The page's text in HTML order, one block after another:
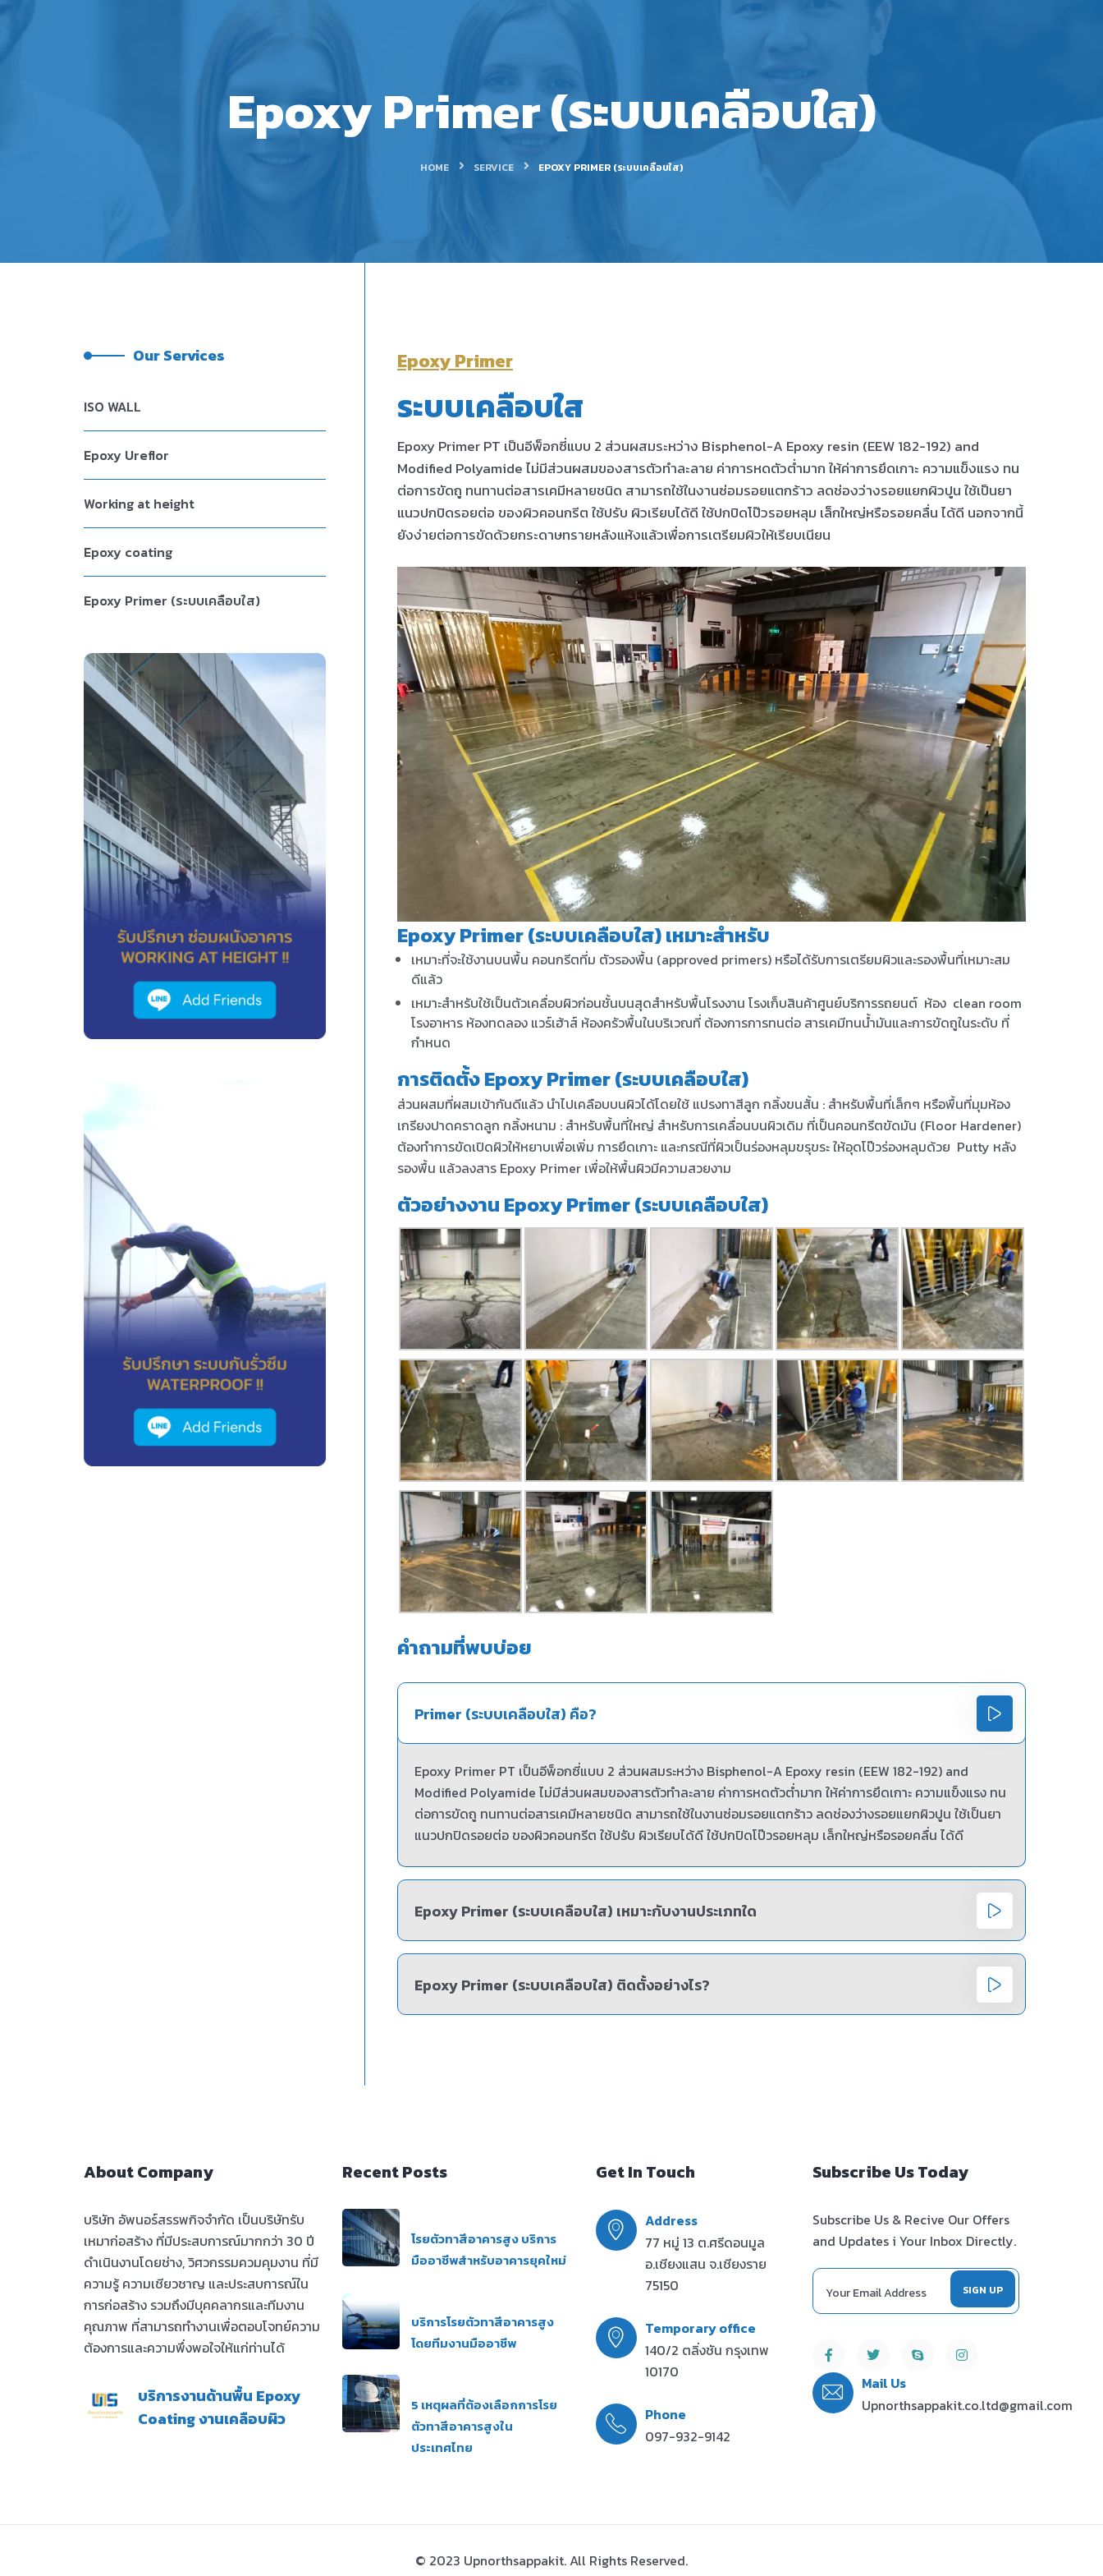
Epoxy Primer (ระบบเคลือบใส)
HOME SERVICE EPOXY PRIMER (ระบบเคลือบใส)
Epoxy Primer
ระบบเคลือบใส
Epoxy Primer PT เป็นอีพ็อกซี่แบบ 2 ส่วนผสมระหว่าง Bisphenol-A Epoxy resin (EEW 182-192) and
Modified Polyamide ไม่มีส่วนผสมของสารตัวทำละลาย ค่าการหดตัวต่ำมาก ให้ค่าการยึดเกาะ ความแข็งแรง ทน
ต่อการขัดถู ทนทานต่อสารเคมีหลายชนิด สามารถใช้ในงานซ่อมรอยแตกร้าว ลดช่องว่างรอยแยกผิวปูน ใช้เป็นยา
แนวปกปิดรอยต่อ ของผิวคอนกรีต ใช้ปรับ ผิวเรียบได้ดี ใช้ปกปิดโป๊วรอยหลุม เล็กใหญ่หรือรอยคลื่น ได้ดี นอกจากนี้
ยังง่ายต่อการขัดด้วยกระดาษทรายหลังแห้งแล้วเพื่อการเตรียมผิวให้เรียบเนียน
Epoxy Primer (ระบบเคลือบใส) เหมาะสำหรับ
เหมาะที่จะใช้งานบนพื้น คอนกรีตที่ม ตัวรองพื้น (approved primers) หรือได้รับการเตรียมผิวและรองพื้นที่เหมาะสม
ดีแล้ว
เหมาะสำหรับใช้เป็นตัวเคลื่อบผิวก่อนชั้นบนสุดสำหรับพื้นโรงงาน โรงเก็บสินค้าศูนย์บริการรถยนต์ ห้อง clean room
โรงอาหาร ห้องทดลอง แวร์เฮ้าส์ ห้องครัวพื้นในบริเวณที่ ต้องการการทนต่อ สารเคมีทนน้ำมันและการขัดถูในระดับ ที่
กำหนด
การติดตั้ง Epoxy Primer (ระบบเคลือบใส)
ส่วนผสมที่ผสมเข้ากันดีแล้ว นำไปเคลือบบนผิวได้โดยใช้ แปรงทาสีลูก กลิ้งขนสั้น : สำหรับพื้นที่เล็กๆ หรือพื้นที่มุมห้อง
เกรียงปาดคราดลูก กลิ้งหนาม : สำหรับพื้นที่ใหญ่ สำหรับการเคลื่อนบนผิวเดิม ที่เป็นคอนกรีตขัดมัน (Floor Hardener)
ต้องทำการขัดเปิดผิวให้หยาบเพื่อเพิ่ม การยึดเกาะ และกรณีที่ผิวเป็นร่องหลุมขรุขระ ให้อุดโป๊วร่องหลุมด้วย Putty หลัง
รองพื้น แล้วลงสาร Epoxy Primer เพื่อให้พื้นผิวมีความสวยงาม
ตัวอย่างงาน Epoxy Primer (ระบบเคลือบใส)
คำถามที่พบบ่อย
Primer (ระบบเคลือบใส) คือ?
Epoxy Primer PT เป็นอีพ็อกซี่แบบ 2 ส่วนผสมระหว่าง Bisphenol-A Epoxy resin (EEW 182-192) and
Modified Polyamide ไม่มีส่วนผสมของสารตัวทำละลาย ค่าการหดตัวต่ำมาก ให้ค่าการยึดเกาะ ความแข็งแรง ทน
ต่อการขัดถู ทนทานต่อสารเคมีหลายชนิด สามารถใช้ในงานซ่อมรอยแตกร้าว ลดช่องว่างรอยแยกผิวปูน ใช้เป็นยา
แนวปกปิดรอยต่อ ของผิวคอนกรีต ใช้ปรับ ผิวเรียบได้ดี ใช้ปกปิดโป๊วรอยหลุม เล็กใหญ่หรือรอยคลื่น ได้ดี
Epoxy Primer (ระบบเคลือบใส) เหมาะกับงานประเภทใด
Epoxy Primer (ระบบเคลือบใส) ติดตั้งอย่างไร?
Our Services
ISO WALL
Epoxy Ureflor
Working at height
Epoxy coating
Epoxy Primer (ระบบเคลือบใส)
About Company
บริษัท อัพนอร์สรรพกิจจำกัด เป็นบริษัทรับ
เหมาก่อสร้าง ที่มีประสบการณ์มากกว่า 30 ปี
ดำเนินงานโดยช่าง, วิศวกรรมควมคุมงาน ที่มี
ความรู้ ความเชียวชาญ และประสบการณ์ใน
การก่อสร้าง รวมถึงมีบุคคลากรและทีมงาน
คุณภาพ ที่สามารถทำงานเพื่อตอบโจทย์ความ
ต้องการและความพึ่งพอใจให้แก่ท่านได้
บริการงานด้านพื้น Epoxy
Coating งานเคลือบผิว
Recent Posts
โรยตัวทาสีอาคารสูง บริการ
มืออาชีพสำหรับอาคารยุคใหม่
บริการโรยตัวทาสีอาคารสูง
โดยทีมงานมืออาชีพ
5 เหตุผลที่ต้องเลือกการโรย
ตัวทาสีอาคารสูงใน
ประเทศไทย
Get In Touch
Address
77 หมู่ 13 ต.ศรีดอนมูล
อ.เชียงแสน จ.เชียงราย
75150
Temporary office
140/2 ตลิ่งชัน กรุงเทพ
10170
Phone
097-932-9142
Subscribe Us Today
Subscribe Us & Recive Our Offers
and Updates i Your Inbox Directly.
Mail Us
Upnorthsappakit.co.ltd@gmail.com
© 2023 Upnorthsappakit. All Rights Reserved.